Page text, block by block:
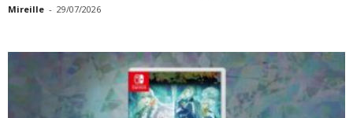
Mireille - 29/07/2026